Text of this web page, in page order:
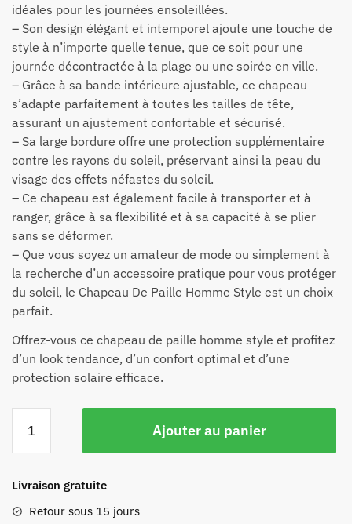
idéales pour les journées ensoleillées.
– Son design élégant et intemporel ajoute une touche de
style à n’importe quelle tenue, que ce soit pour une
journée décontractée à la plage ou une soirée en ville.
– Grâce à sa bande intérieure ajustable, ce chapeau
s’adapte parfaitement à toutes les tailles de tête,
assurant un ajustement confortable et sécurisé.
– Sa large bordure offre une protection supplémentaire
contre les rayons du soleil, préservant ainsi la peau du
visage des effets néfastes du soleil.
– Ce chapeau est également facile à transporter et à
ranger, grâce à sa flexibilité et à sa capacité à se plier
sans se déformer.
– Que vous soyez un amateur de mode ou simplement à
la recherche d’un accessoire pratique pour vous protéger
du soleil, le Chapeau De Paille Homme Style est un choix
parfait.
Offrez-vous ce chapeau de paille homme style et profitez
d’un look tendance, d’un confort optimal et d’une
protection solaire efficace.
Ajouter au panier
Livraison gratuite
Retour sous 15 jours